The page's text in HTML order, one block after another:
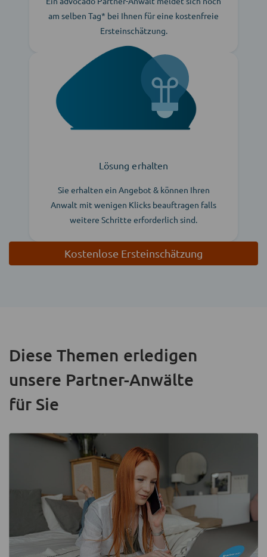
am selben Tag* bei Ihnen für eine kostenfreie
Ersteinschätzung.
Lösung erhalten
Sie erhalten ein Angebot & können Ihren
Anwalt mit wenigen Klicks beauftragen falls
weitere Schritte erforderlich sind.
Kostenlose Ersteinschätzung
Diese Themen erledigen
unsere Partner-Anwälte
für Sie